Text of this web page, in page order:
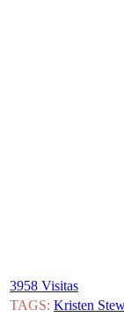
3958 Visitas
TAGS: Kristen